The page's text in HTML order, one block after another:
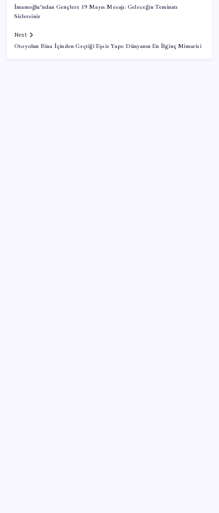
İmamoğlu’ndan Gençlere 19 Mayıs Mesajı: Geleceğin Teminatı
Sizlersiniz
Next
Otoyolun Bina İçinden Geçtiği Eşsiz Yapı: Dünyanın En İlginç Mimarisi